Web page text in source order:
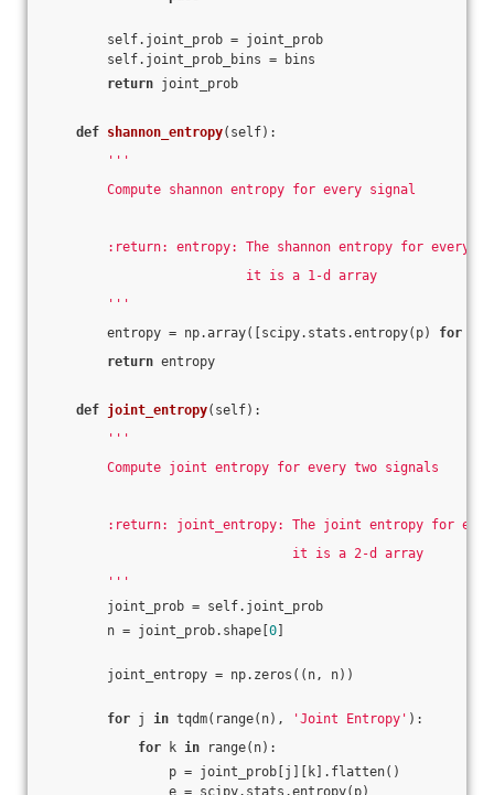
self.joint_prob = joint_prob
self.joint_prob_bins = bins
return joint_prob
def shannon_entropy(self) :
'''
Compute shannon entropy for every signal
:return: entropy: The shannon entropy for every
it is a 1-d array
'''
entropy = np.array([scipy.stats.entropy(p) for
return entropy
def joint_entropy(self) :
'''
Compute joint entropy for every two signals
:return: joint_entropy: The joint entropy for every
it is a 2-d array
'''
joint_prob = self.joint_prob
n = joint_prob.shape[ 0
joint_entropy = np.zeros((n, n))
for j in tqdm(range(n), 'Joint Entropy' ):
for k in range(n):
p = joint_prob[j][k].flatten()
e = scipy.stats.entropy(p)